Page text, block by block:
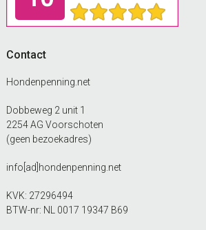
Contact
Hondenpenning.net
Dobbeweg 2 unit 1
2254 AG Voorschoten
(geen bezoekadres)
info[ad]hondenpenning.net
KVK: 27296494
BTW-nr: NL 0017 19347 B69